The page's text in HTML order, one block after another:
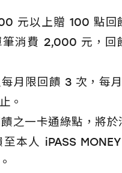
元以上贈 100 點回
筆消費 2,000 元，回
月限回饋 3 次，每
。
之一卡通綠點，將於
本人 iPASS